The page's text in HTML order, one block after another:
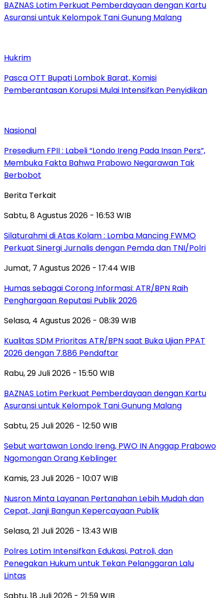
BAZNAS Lotim Perkuat Pemberdayaan dengan Kartu
Asuransi untuk Kelompok Tani Gunung Malang
Hukrim
Pasca OTT Bupati Lombok Barat, Komisi
Pemberantasan Korupsi Mulai Intensifkan Penyidikan
Nasional
Presedium FPII : Labeli “Londo Ireng Pada Insan Pers”,
Membuka Fakta Bahwa Prabowo Negarawan Tak
Berbobot
Berita Terkait
Sabtu, 8 Agustus 2026 - 16:53 WIB
Silaturahmi di Atas Kolam : Lomba Mancing FWMO
Perkuat Sinergi Jurnalis dengan Pemda dan TNI/Polri
Jumat, 7 Agustus 2026 - 17:44 WIB
Humas sebagai Corong Informasi: ATR/BPN Raih
Penghargaan Reputasi Publik 2026
Selasa, 4 Agustus 2026 - 08:39 WIB
Kualitas SDM Prioritas ATR/BPN saat Buka Ujian PPAT
2026 dengan 7.886 Pendaftar
Rabu, 29 Juli 2026 - 15:50 WIB
BAZNAS Lotim Perkuat Pemberdayaan dengan Kartu
Asuransi untuk Kelompok Tani Gunung Malang
Sabtu, 25 Juli 2026 - 12:50 WIB
Sebut wartawan Londo Ireng, PWO IN Anggap Prabowo
Ngomongan Orang Keblinger
Kamis, 23 Juli 2026 - 10:07 WIB
Nusron Minta Layanan Pertanahan Lebih Mudah dan
Cepat, Janji Bangun Kepercayaan Publik
Selasa, 21 Juli 2026 - 13:43 WIB
Polres Lotim Intensifkan Edukasi, Patroli, dan
Penegakan Hukum untuk Tekan Pelanggaran Lalu
Lintas
Sabtu, 18 Juli 2026 - 21:59 WIB